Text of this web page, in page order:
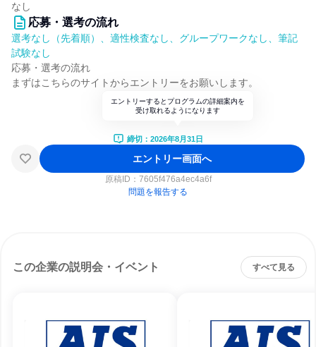
なし
応募・選考の流れ
選考なし（先着順）、適性検査なし、グループワークなし、筆記
試験なし
応募・選考の流れ
まずはこちらのサイトからエントリーをお願いします。
エントリーするとプログラムの詳細案内を
受け取れるようになります
締切：2026年8月31日
エントリー画面へ
原稿ID： 7605f476a4ec4a6f
問題を報告する
この企業の説明会・イベント すべて見る